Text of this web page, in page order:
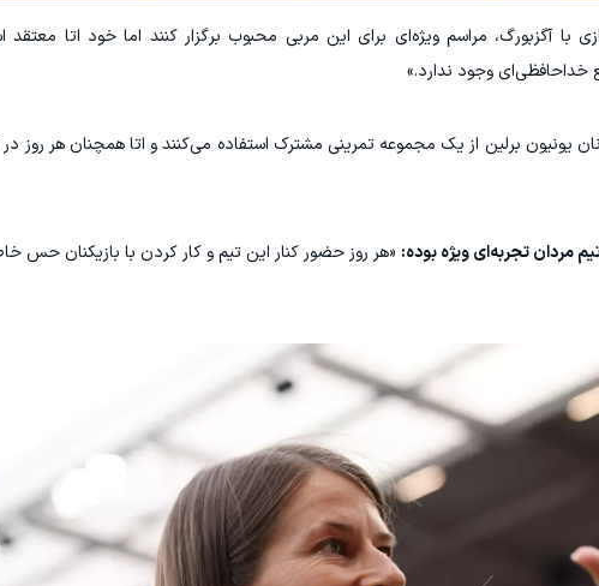
با آگزبورگ، مراسم ویژه‌ای برای این مربی محبوب برگزار کنند اما خود اتا
وجود ندارد.»
یونیون برلین از یک مجموعه تمرینی مشترک استفاده می‌کنند و اتا همچنان هر روز
مردان تجربه‌ای ویژه بوده: «هر روز حضور کنار این تیم و کار کردن با بازیکنان حس